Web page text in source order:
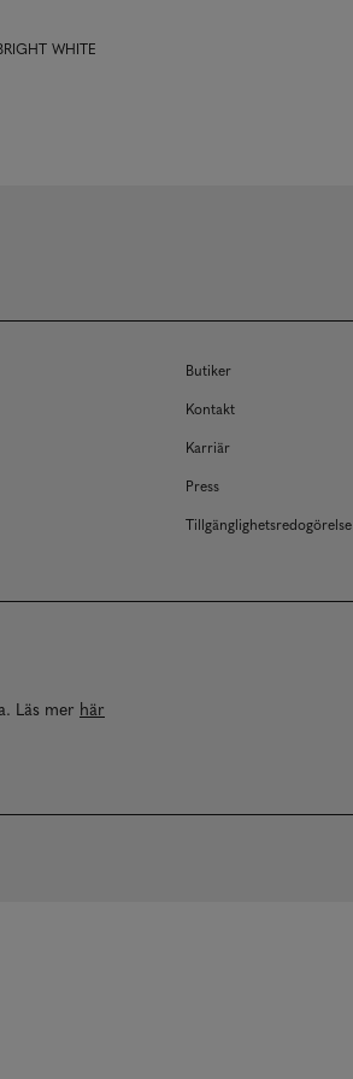
WHITE
Butiker
Kontakt
Karriär
Press
Tillgänglighetsredogörelse
Läs mer här